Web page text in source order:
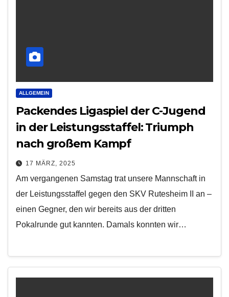
ALLGEMEIN
Packendes Ligaspiel der C-Jugend
in der Leistungsstaffel: Triumph
nach großem Kampf
17 MÄRZ, 2025
Am vergangenen Samstag trat unsere Mannschaft in
der Leistungsstaffel gegen den SKV Rutesheim II an –
einen Gegner, den wir bereits aus der dritten
Pokalrunde gut kannten. Damals konnten wir…